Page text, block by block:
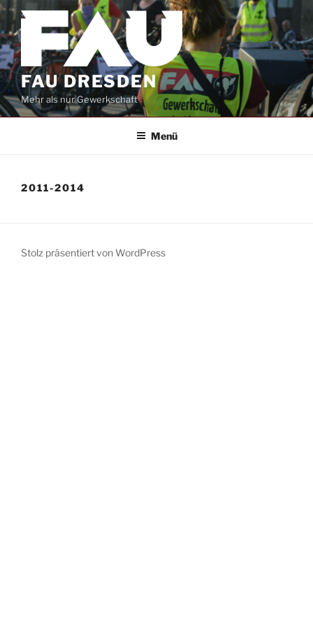
Zum
Inhalt
springen
FAU DRESDEN
Mehr als nur Gewerkschaft
Menü
2011-2014
Stolz präsentiert von WordPress